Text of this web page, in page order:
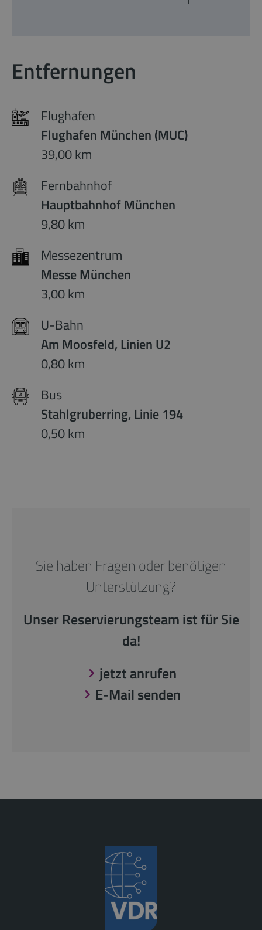
Entfernungen
Flughafen
Flughafen München (MUC)
39,00 km
Fernbahnhof
Hauptbahnhof München
9,80 km
Messezentrum
Messe München
3,00 km
U-Bahn
Am Moosfeld, Linien U2
0,80 km
Bus
Stahlgruberring, Linie 194
0,50 km
Sie haben Fragen oder benötigen
Unterstützung?
Unser Reservierungsteam ist für Sie
da!
jetzt anrufen
E-Mail senden